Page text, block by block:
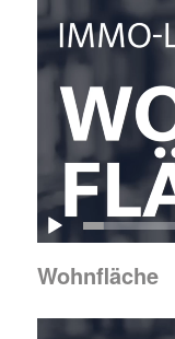
Wohnfläche